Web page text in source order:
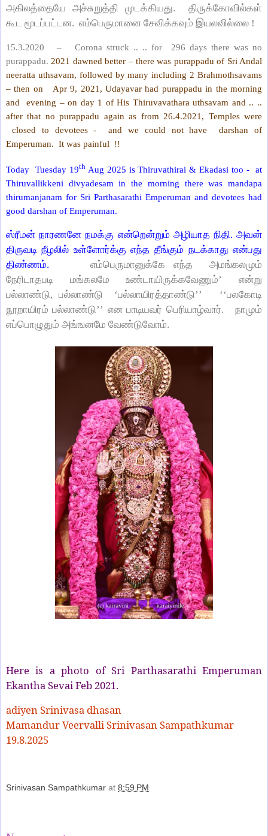
அகிலத்தையே அச்சுறுத்தி முடக்கியது. திருக்கோவில்கள்
கூட மூடப்பட்டன. எம்பெருமானை சேவிக்கவும் இயலவில்லை !
15.3.2020 – Corona struck .. .. for 296 days there was no
purappadu. 2021 dawned better – there was purappadu of Sri Andal
neeratta uthsavam, followed by many including 2 Brahmothsavams
– then on Apr 9, 2021, Udayavar had purappadu in the morning
and evening – on day 1 of His Thiruvavathara uthsavam and .. ..
after that no purappadu again as from 26.4.2021, Temples were
closed to devotees - and we could not have darshan of
Emperuman. It was painful !!
Today Tuesday 19thAug 2025 is Thiruvathirai & Ekadasi too - at
Thiruvallikkeni divyadesam in the morning there was mandapa
thirumanjanam for Sri Parthasarathi Emperuman and devotees had
good darshan of Emperuman.
ஸ்ரீமன் நாரணனே நமக்கு என்றென்றும் அழியாத நிதி. அவன்
திருவடி நீழலில் உள்ளோர்க்கு எந்த தீங்கும் நடக்காது என்பது
திண்ணம்.
எம்பெருமானுக்கே எந்த அமங்கலமும்
நேரிடாதபடி மங்கலமே உண்டாயிருக்கவேணும்’ என்று
பல்லாண்டு, பல்லாண்டு ‘பல்லாயிரத்தாண்டு’’ ‘‘பலகோடி
நூறாயிரம் பல்லாண்டு’’ என பாடியவர் பெரியாழ்வார். நாமும்
எப்பொழுதும் அங்ஙனமே வேண்டுவோம்.
Here is a photo of Sri Parthasarathi Emperuman
Ekantha Sevai Feb 2021.
adiyen Srinivasa dhasan
Mamandur Veervalli Srinivasan Sampathkumar
19.8.2025
Srinivasan Sampathkumar at 8:59 PM